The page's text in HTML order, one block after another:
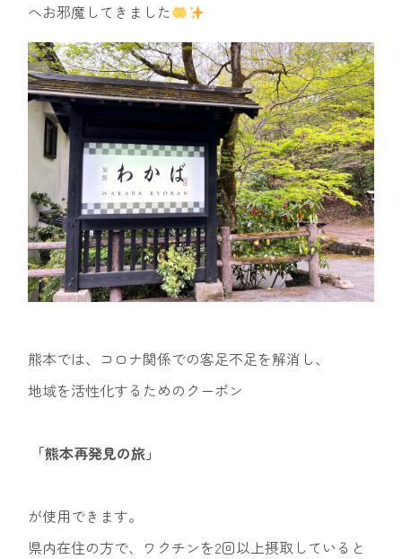
へお邪魔してきました
熊本では、コロナ関係での客足不足を解消し、
地域を活性化するためのクーポン
「熊本再発見の旅」
が使用できます。
県内在住の方で、ワクチンを2回以上摂取していると